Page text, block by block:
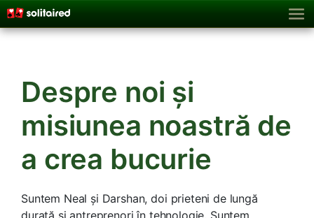
Despre noi și
misiunea noastră de
a crea bucurie
Suntem Neal și Darshan, doi prieteni de lungă
durată și antreprenori în tehnologie. Suntem